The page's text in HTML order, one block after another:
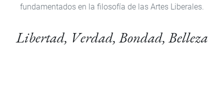
fundamentados en la filosofía de las Artes Liberales.
Libertad, Verdad, Bondad, Belleza